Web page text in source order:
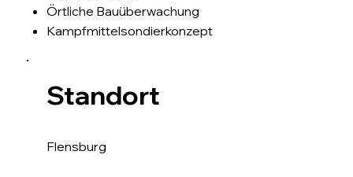
Örtliche Bauüberwachung
Kampfmittelsondierkonzept
Standort
Flensburg